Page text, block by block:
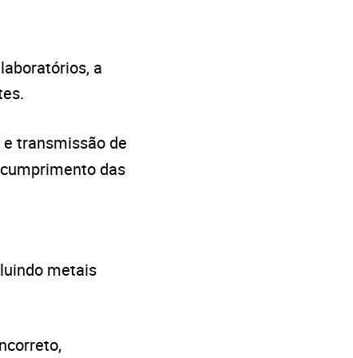
a
transmissão de
das
metais